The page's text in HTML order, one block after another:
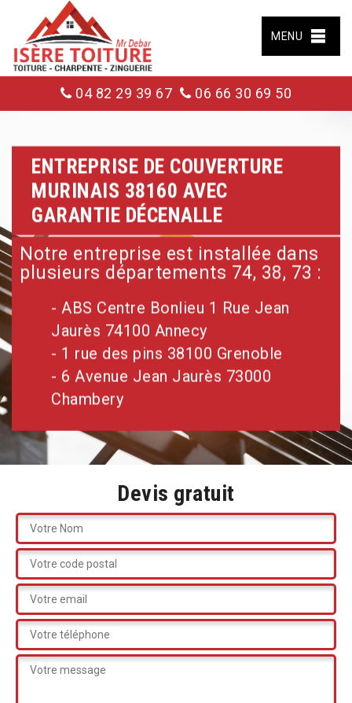
MENU
04 82 29 39 67 06 66 30 69 50
ENTREPRISE DE COUVERTURE
MURINAIS 38160 AVEC
GARANTIE DÉCENALLE
Notre entreprise est installée dans
plusieurs départements 74, 38, 73 :
- ABS Centre Bonlieu 1 Rue Jean
Jaurès 74100 Annecy
- 1 rue des pins 38100 Grenoble
- 6 Avenue Jean Jaurès 73000
Chambery
Devis gratuit